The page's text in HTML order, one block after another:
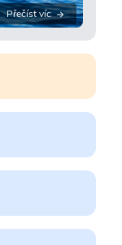
Přečíst víc